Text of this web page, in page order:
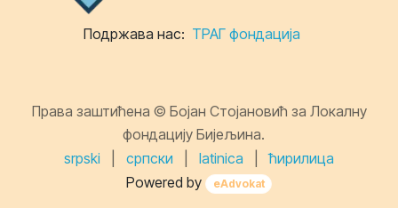
Подржава нас: ТРАГ фондација
Права заштићена © Бојан Стојановић за Локалну
фондацију Бијељина.
srpski
српски latinica
ћирилица
Powered by
eAdvokat